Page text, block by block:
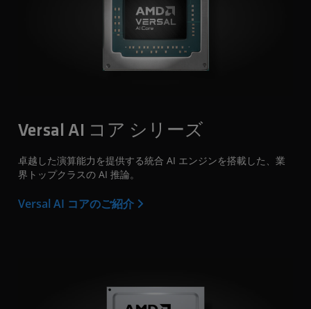
Versal AI コア シリーズ
卓越した演算能力を提供する統合 AI エンジンを搭載した、業
界トップクラスの AI 推論。
Versal AI コアのご紹介